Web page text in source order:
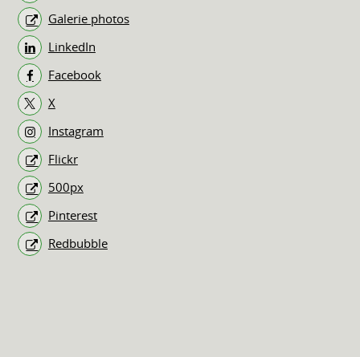
Galerie photos
LinkedIn
Facebook
X
Instagram
Flickr
500px
Pinterest
Redbubble